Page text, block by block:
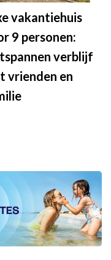
vakantiehuis
9 personen:
verblijf
vrienden en